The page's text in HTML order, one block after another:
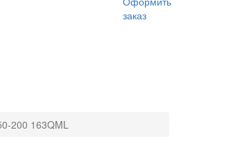
заказ
200 163QML